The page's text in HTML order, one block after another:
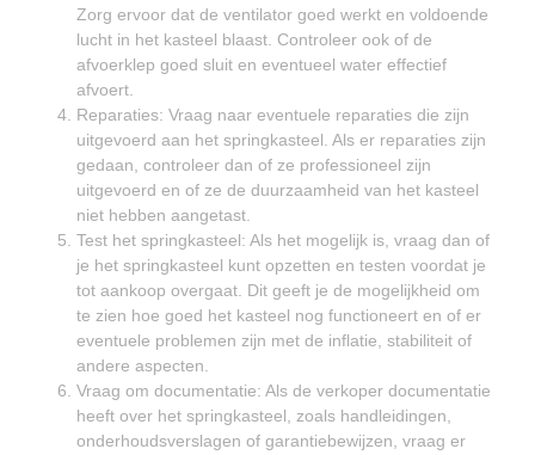
Zorg ervoor dat de ventilator goed werkt en voldoende
lucht in het kasteel blaast. Controleer ook of de
afvoerklep goed sluit en eventueel water effectief
afvoert.
Reparaties: Vraag naar eventuele reparaties die zijn
uitgevoerd aan het springkasteel. Als er reparaties zijn
gedaan, controleer dan of ze professioneel zijn
uitgevoerd en of ze de duurzaamheid van het kasteel
niet hebben aangetast.
Test het springkasteel: Als het mogelijk is, vraag dan of
je het springkasteel kunt opzetten en testen voordat je
tot aankoop overgaat. Dit geeft je de mogelijkheid om
te zien hoe goed het kasteel nog functioneert en of er
eventuele problemen zijn met de inflatie, stabiliteit of
andere aspecten.
Vraag om documentatie: Als de verkoper documentatie
heeft over het springkasteel, zoals handleidingen,
onderhoudsverslagen of garantiebewijzen, vraag er